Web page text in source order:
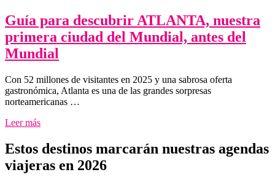
Guía para descubrir ATLANTA, nuestra
primera ciudad del Mundial, antes del
Mundial
Con 52 millones de visitantes en 2025 y una sabrosa oferta
gastronómica, Atlanta es una de las grandes sorpresas
norteamericanas …
Leer más
Estos destinos marcarán nuestras agendas
viajeras en 2026